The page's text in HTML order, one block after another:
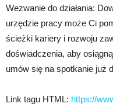
Wezwanie do działania:
urzędzie pracy może Ci
ścieżki kariery i rozwoju
doświadczenia, aby
umów się na spotkanie już
Link tagu HTML: https://